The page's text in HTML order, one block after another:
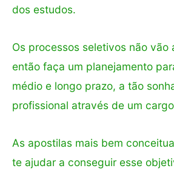
dos estudos.
Os processos seletivos não vão
então faça um planejamento
médio e longo prazo, a tão
profissional através de um
As apostilas mais bem
te ajudar a conseguir esse